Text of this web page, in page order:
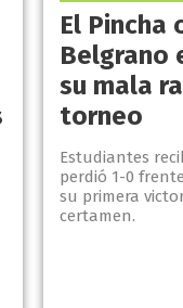
El Pincha
Belgrano
su mala
torneo
Estudiantes
perdió 1-0
su primera
certamen.